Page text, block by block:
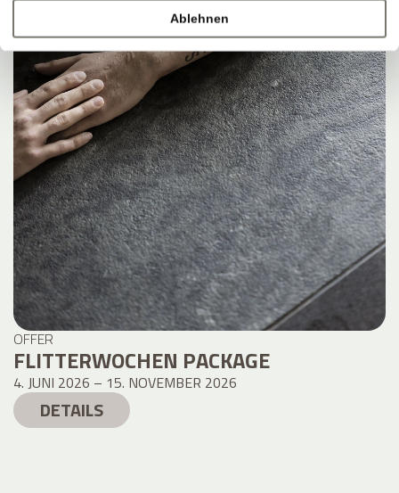
Ablehnen
OFFER
FLITTERWOCHEN PACKAGE
4. JUNI 2026 – 15. NOVEMBER 2026
DETAILS